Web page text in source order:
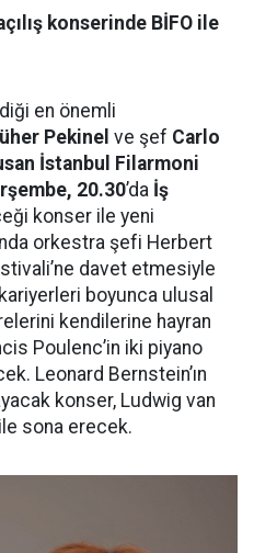
konserinde BİFO ile
en önemli
Pekinel ve şef Carlo
İstanbul Filarmoni
20.30’da İş
konser ile yeni
orkestra şefi Herbert
davet etmesiyle
boyunca ulusal
kendilerine hayran
Poulenc’in iki piyano
Leonard Bernstein’ın
konser, Ludwig van
sona erecek.